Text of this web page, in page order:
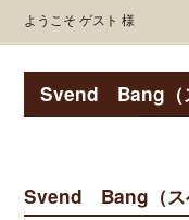
ようこそ ゲスト 様
Svend Bang（
Svend Bang（ス